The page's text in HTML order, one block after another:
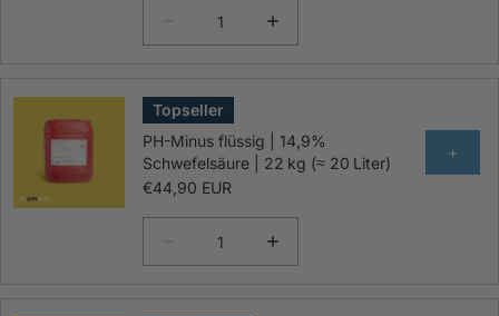
Topseller
PH-Minus flüssig | 14,9%
Schwefelsäure | 22 kg (≈ 20 Liter)
€44,90 EUR
+